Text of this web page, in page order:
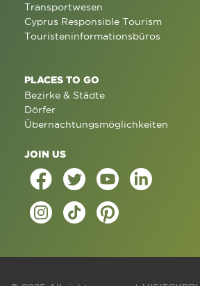
Transportwesen
Cyprus Responsible Tourism
Touristeninformationsbüros
PLACES TO GO
Bezirke & Städte
Dörfer
Übernachtungsmöglichkeiten
JOIN US